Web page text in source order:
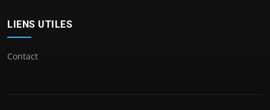
LIENS UTILES
Contact